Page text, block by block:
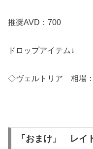
推奨AVD：700
ドロップアイテム↓
◇ヴェルトリア 相場
「おまけ」 レイ